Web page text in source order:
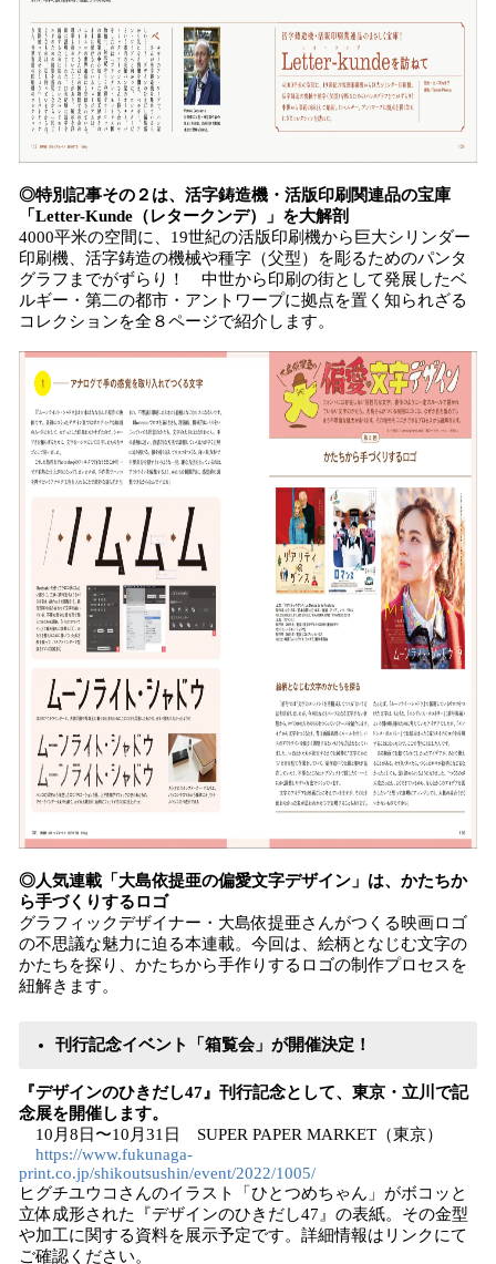
◎特別記事その２は、活字鋳造機・活版印刷関連品の宝庫
「Letter-Kunde（レタークンデ）」を大解剖
4000平米の空間に、19世紀の活版印刷機から巨大シリンダー
印刷機、活字鋳造の機械や種字（父型）を彫るためのパンタ
グラフまでがずらり！ 中世から印刷の街として発展したベ
ルギー・第二の都市・アントワープに拠点を置く知られざる
コレクションを全８ページで紹介します。
◎人気連載「大島依提亜の偏愛文字デザイン」は、かたちか
ら手づくりするロゴ
グラフィックデザイナー・大島依提亜さんがつくる映画ロゴ
の不思議な魅力に迫る本連載。今回は、絵柄となじむ文字の
かたちを探り、かたちから手作りするロゴの制作プロセスを
紐解きます。
刊行記念イベント「箱覧会」が開催決定！
『デザインのひきだし47』刊行記念として、東京・立川で記
念展を開催します。
10月8日〜10月31日 SUPER PAPER MARKET（東京）
https://www.fukunaga-
print.co.jp/shikoutsushin/event/2022/1005/
ヒグチユウコさんのイラスト「ひとつめちゃん」がボコッと
立体成形された『デザインのひきだし47』の表紙。その金型
や加工に関する資料を展示予定です。詳細情報はリンクにて
ご確認ください。